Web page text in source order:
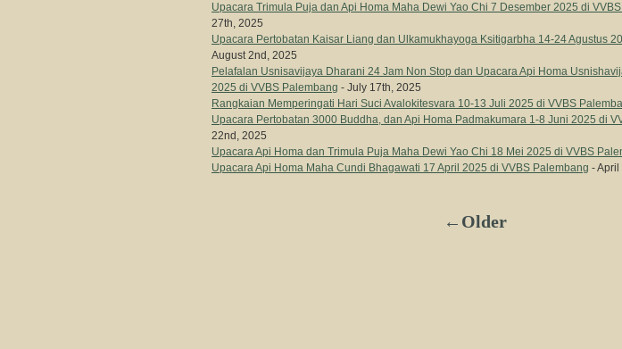
Upacara Trimula Puja dan Api Homa Maha Dewi Yao Chi 7 Desember 2025 di
27th, 2025
Upacara Pertobatan Kaisar Liang dan Ulkamukhayoga Ksitigarbha 14-24 Agustus
August 2nd, 2025
Pelafalan Usnisavijaya Dharani 24 Jam Non Stop dan Upacara Api Homa
2025 di VVBS Palembang - July 17th, 2025
Rangkaian Memperingati Hari Suci Avalokitesvara 10-13 Juli 2025 di VVBS
Upacara Pertobatan 3000 Buddha, dan Api Homa Padmakumara 1-8 Juni 2025 di
22nd, 2025
Upacara Api Homa dan Trimula Puja Maha Dewi Yao Chi 18 Mei 2025 di VVBS
Upacara Api Homa Maha Cundi Bhagawati 17 April 2025 di VVBS Palembang - April
←Older